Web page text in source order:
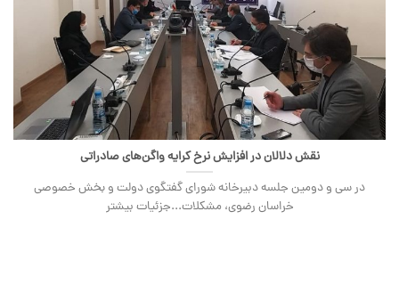
نقش دلالان در افزایش نرخ کرایه واگن‌های صادراتی
در سی و دومین جلسه دبیرخانه شورای گفتگوی دولت و بخش خصوصی
خراسان رضوی، مشکلات...جزئیات بیشتر